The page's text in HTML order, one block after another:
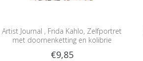
Artist Journal , Frida Kahlo, Zelfportret
met doornenketting en kolibrie
€9,85